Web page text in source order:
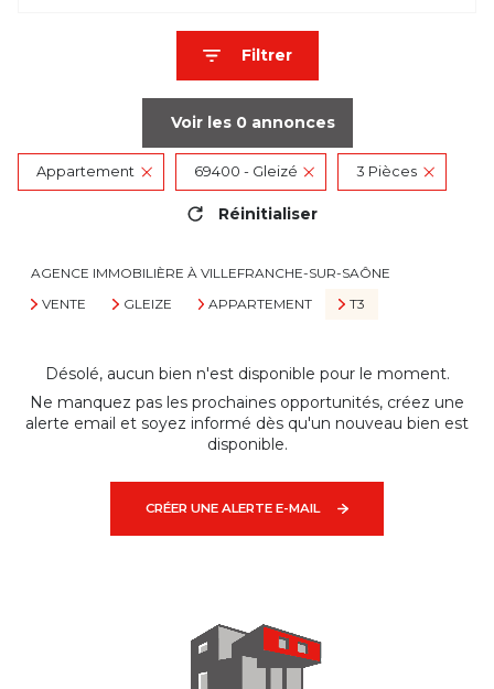
Filtrer
Voir les 0annonces
Appartement 69400 - Gleizé 3 Pièces
Réinitialiser
AGENCE IMMOBILIÈRE À VILLEFRANCHE-SUR-SAÔNE
VENTE
GLEIZE APPARTEMENT T3
Désolé, aucun bien n'est disponible pour le moment.
Ne manquez pas les prochaines opportunités, créez une
alerte email et soyez informé dès qu'un nouveau bien est
disponible.
CRÉER UNE ALERTE E-MAIL